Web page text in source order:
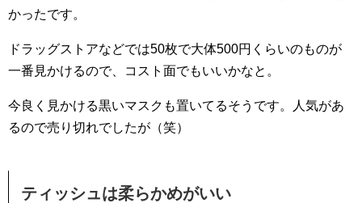
かったです。
ドラッグストアなどでは50枚で大体500円くらいのものが
一番見かけるので、コスト面でもいいかなと。
今良く見かける黒いマスクも置いてるそうです。人気があ
るので売り切れでしたが（笑）
ティッシュは柔らかめがいい